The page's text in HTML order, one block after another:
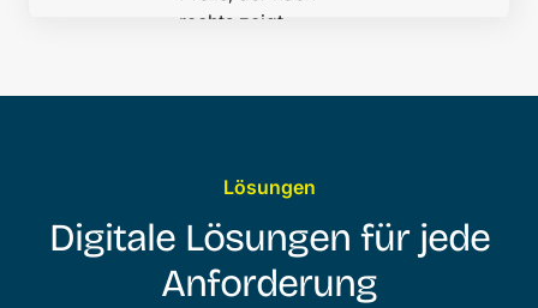
Lösungen
Digitale Lösungen für jede
Anforderung